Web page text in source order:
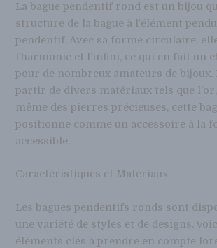
La bague pendentif rond est un bijou
structure de la bague à l’élément
pendentif. Avec sa forme circulaire,
l’harmonie et l’infini, ce qui en fait un
pour de nombreux amateurs de bijoux.
partir de divers matériaux tels que l’or,
même des pierres précieuses, cette
positionne comme un accessoire à la
accessible.
Caractéristiques et Matériaux
Les bagues pendentifs ronds sont
une variété de styles et de designs.
éléments clés à prendre en compte